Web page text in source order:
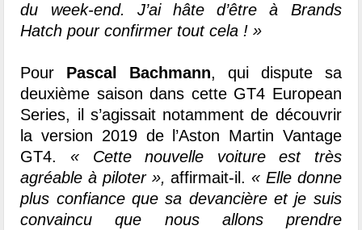
du week-end. J’ai hâte d’être à Brands
Hatch pour confirmer tout cela ! »
Pour Pascal Bachmann, qui dispute sa
deuxième saison dans cette GT4 European
Series, il s’agissait notamment de découvrir
la version 2019 de l’Aston Martin Vantage
GT4. « Cette nouvelle voiture est très
agréable à piloter »,affirmait-il.« Elle donne
plus confiance que sa devancière et je suis
convaincu que nous allons prendre